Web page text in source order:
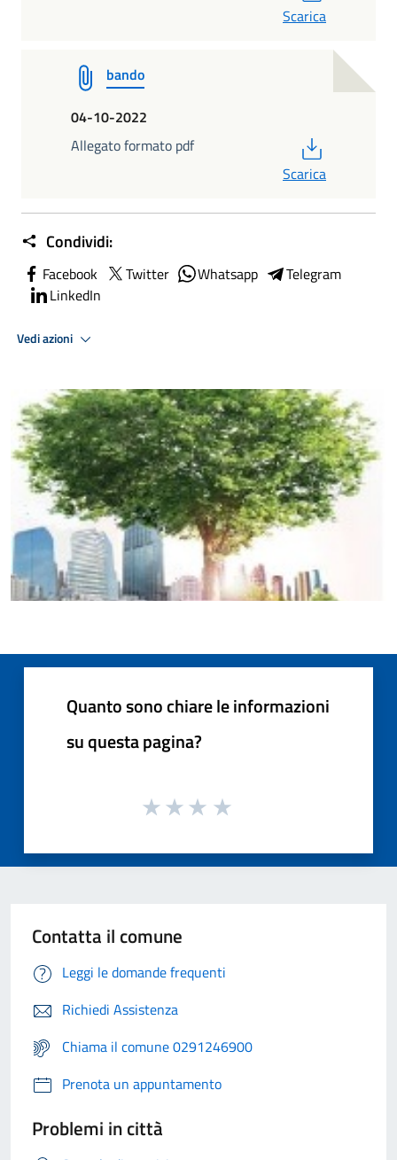
Scarica
bando
04-10-2022
Allegato formato pdf
Scarica
Condividi:
Facebook Twitter Whatsapp
Telegram
LinkedIn
Vedi azioni
Quanto sono chiare le informazioni
su questa pagina?
Contatta il comune
Leggi le domande frequenti
Richiedi Assistenza
Chiama il comune 0291246900
Prenota un appuntamento
Problemi in città